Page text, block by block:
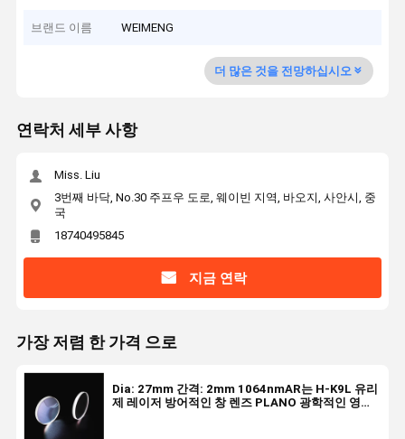
브랜드 이름 WEIMENG
더 많은 것을 전망하십시오
연락처 세부 사항
Miss. Liu
3번째 바닥, No.30 주프우 도로, 웨이빈 지역, 바오지, 사안시, 중
국
18740495845
지금 연락
가장 저렴 한 가격 으로
Dia: 27mm 간격: 2mm 1064nmAR는 H-K9L 유리
제 레이저 방어적인 창 렌즈 PLANO 광학적인 영화